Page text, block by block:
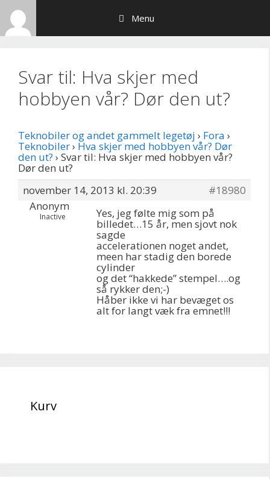
Hop
indhold
Menu
Svar til: Hva skjer med
hobbyen vår? Dør den ut?
Teknobiler og andet gammelt legetøj › Fora ›
Teknobiler› Hva skjer med hobbyen vår? Dør
den ut? › Svar til: Hva skjer med hobbyen vår?
Dør den ut?
november 14, 2013 kl. 20:39
#18980
Anonym
Inactive Yes, jeg følte mig som på
billedet…15 år, men sjovt nok
sagde
accelerationen noget andet,
meen har stadig den borede
cylinder
og det “hakkede” stempel….og
så rykker den;-)
Håber ikke vi har bevæget os
alt for langt væk fra emnet!!!
Kurv